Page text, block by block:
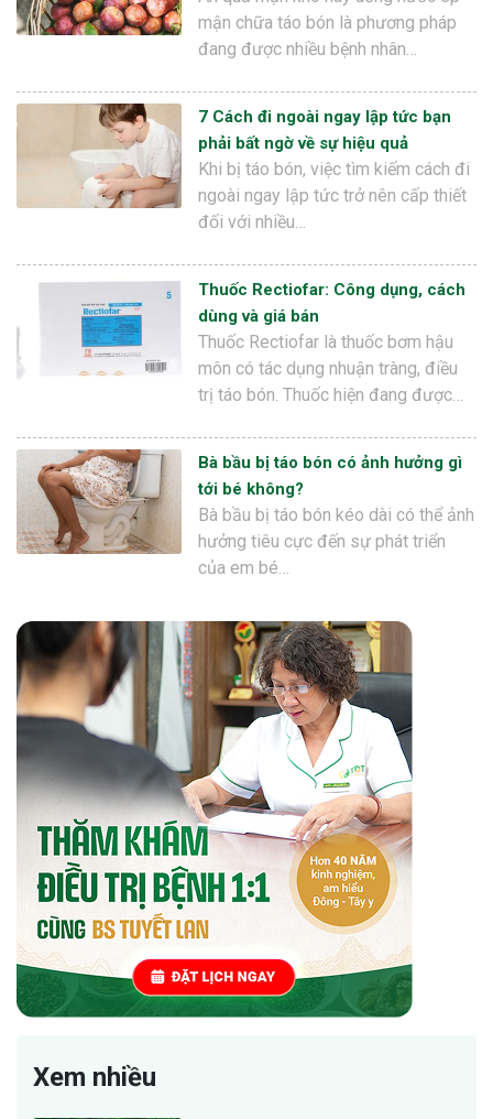
mận chữa táo bón là phương pháp
đang được nhiều bệnh nhân…
7 Cách đi ngoài ngay lập tức bạn
phải bất ngờ về sự hiệu quả
Khi bị táo bón, việc tìm kiếm cách đi
ngoài ngay lập tức trở nên cấp thiết
đối với nhiều…
Thuốc Rectiofar: Công dụng, cách
dùng và giá bán
Thuốc Rectiofar là thuốc bơm hậu
môn có tác dụng nhuận tràng, điều
trị táo bón. Thuốc hiện đang được…
Bà bầu bị táo bón có ảnh hưởng gì
tới bé không?
Bà bầu bị táo bón kéo dài có thể ảnh
hưởng tiêu cực đến sự phát triển
của em bé…
Xem nhiều